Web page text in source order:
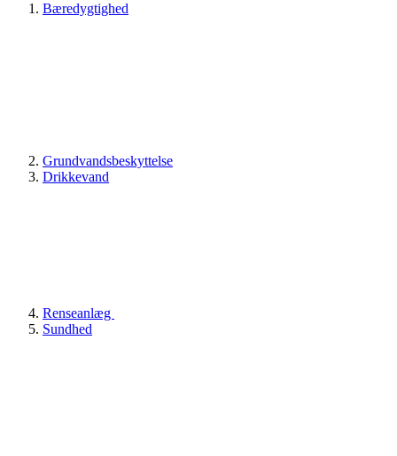
Bæredygtighed
Grundvandsbeskyttelse
Drikkevand
Renseanlæg
Sundhed